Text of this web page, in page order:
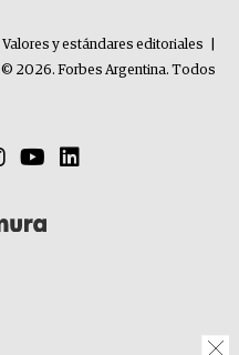
Valores y estándares editoriales
© 2026. Forbes Argentina. Todos